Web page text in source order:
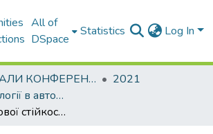
All of
DSpace
Statistics Log In
МАТЕРІАЛИ КОНФЕРЕНЦІЙ
2021
Новітні технології в автомобілебудуванні, транспорті та при підготовці фахівців
Система курсової стійкості сучасних транспортних засобів як одна із систем активної безпеки